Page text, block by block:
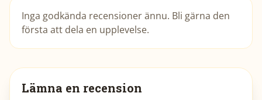
Inga godkända recensioner ännu. Bli gärna den
första att dela en upplevelse.
Lämna en recension